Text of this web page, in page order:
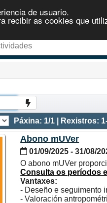
de usuario.
recibir as cookies que
Páxina: 1/1 | Rexistros:
Abono mUVer
01/09/2025 - 31/08/
O abono mUVer
Consulta os períodos
Vantaxes:
- Deseño e seguimento
- Valoración